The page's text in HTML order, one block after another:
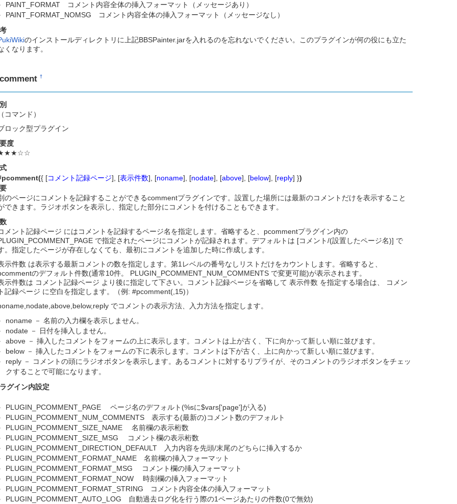
PAINT_FORMAT コメント内容全体の挿入フォーマット（メッセージあり）
PAINT_FORMAT_NOMSG コメント内容全体の挿入フォーマット（メッセージなし）
のインストールディレクトリに上記BBSPainter.jarを入れるのを忘れないでください。このプラグインが何の役にも立た
くなります。
†
コマンド）
ロック型プラグイン
度
{ [コメント記録ページ], [表示件数], [noname], [nodate], [above], [below], [reply] })
のページにコメントを記録することができるcommentプラグインです。設置した場所には最新のコメントだけを表示すること
できます。ラジオボタンを表示し、指定した部分にコメントを付けることもできます。
メント記録ページ にはコメントを記録するページ名を指定します。省略すると、pcommentプラグイン内の
で指定されたページにコメントが記録されます。デフォルトは [コメント/(設置したページ名)] で
。指定したページが存在しなくても、最初にコメントを追加した時に作成します。
示件数 は表示する最新コメントの数を指定します。第1レベルの番号なしリストだけをカウントします。省略すると、
のデフォルト件数(通常10件。 PLUGIN_PCOMMENT_NUM_COMMENTS で変更可能)が表示されます。
示件数は コメント記録ページ より後に指定して下さい。コメント記録ページを省略して 表示件数 を指定する場合は、 コメン
記録ページ に空白を指定します。（例: #pcomment(,15)）
でコメントの表示方法、入力方法を指定します。
noname － 名前の入力欄を表示しません。
nodate － 日付を挿入しません。
above － 挿入したコメントをフォームの上に表示します。コメントは上が古く、下に向かって新しい順に並びます。
below － 挿入したコメントをフォームの下に表示します。コメントは下が古く、上に向かって新しい順に並びます。
reply － コメントの頭にラジオボタンを表示します。あるコメントに対するリプライが、そのコメントのラジオボタンをチェッ
クすることで可能になります。
グイン内設定
PLUGIN_PCOMMENT_PAGE ページ名のデフォルト(%sに$vars['page']が入る)
PLUGIN_PCOMMENT_NUM_COMMENTS 表示する(最新の)コメント数のデフォルト
PLUGIN_PCOMMENT_SIZE_NAME 名前欄の表示桁数
PLUGIN_PCOMMENT_SIZE_MSG コメント欄の表示桁数
PLUGIN_PCOMMENT_DIRECTION_DEFAULT 入力内容を先頭/末尾のどちらに挿入するか
PLUGIN_PCOMMENT_FORMAT_NAME 名前欄の挿入フォーマット
PLUGIN_PCOMMENT_FORMAT_MSG コメント欄の挿入フォーマット
PLUGIN_PCOMMENT_FORMAT_NOW 時刻欄の挿入フォーマット
PLUGIN_PCOMMENT_FORMAT_STRING コメント内容全体の挿入フォーマット
PLUGIN_PCOMMENT_AUTO_LOG 自動過去ログ化を行う際の1ページあたりの件数(0で無効)